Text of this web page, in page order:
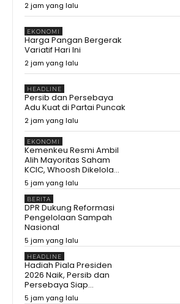
2 jam yang lalu
EKONOMI
Harga Pangan Bergerak
Variatif Hari Ini
2 jam yang lalu
HEADLINE
Persib dan Persebaya
Adu Kuat di Partai Puncak
2 jam yang lalu
EKONOMI
Kemenkeu Resmi Ambil
Alih Mayoritas Saham
KCIC, Whoosh Dikelola...
5 jam yang lalu
BERITA
DPR Dukung Reformasi
Pengelolaan Sampah
Nasional
5 jam yang lalu
HEADLINE
Hadiah Piala Presiden
2026 Naik, Persib dan
Persebaya Siap...
5 jam yang lalu